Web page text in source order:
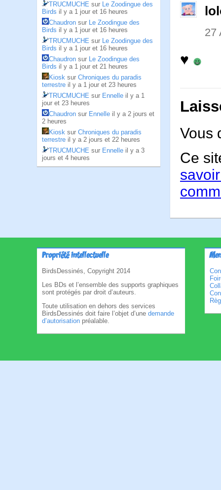
TRUCMUCHE sur Le Zoodingue des
Birds il y a 1 jour et 16 heures
Chaudron sur Le Zoodingue des
Birds il y a 1 jour et 16 heures
TRUCMUCHE sur Le Zoodingue des
Birds il y a 1 jour et 16 heures
Chaudron sur Le Zoodingue des
Birds il y a 1 jour et 21 heures
Kiosk sur Chroniques du paradis
terrestre il y a 1 jour et 23 heures
TRUCMUCHE sur Ennelle il y a 1
jour et 23 heures
Chaudron sur Ennelle il y a 2 jours et
2 heures
Kiosk sur Chroniques du paradis
terrestre il y a 2 jours et 22 heures
TRUCMUCHE sur Ennelle il y a 3
jours et 4 heures
27
♥
Vous
Ce
Propriété intellectuelle
BirdsDessinés, Copyright 2014
Les BDs et l’ensemble des supports graphiques
sont protégés par droit d’auteurs.
Toute utilisation en dehors des services
BirdsDessinés doit faire l’objet d’une demande
d’autorisation préalable.